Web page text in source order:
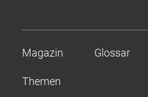
Magazin Glossar
Themen